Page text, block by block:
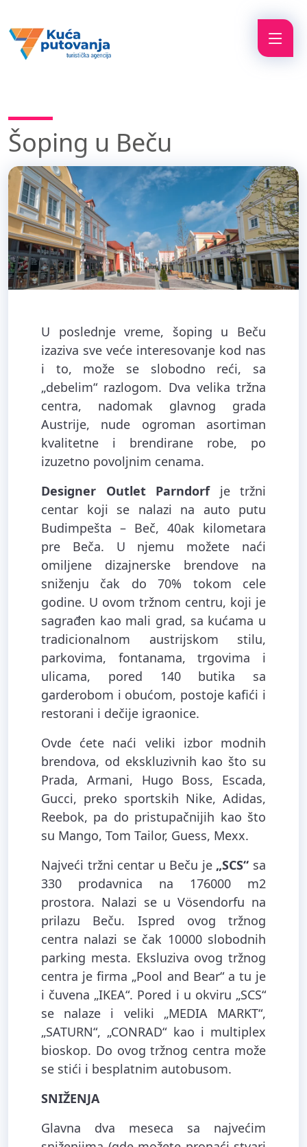
Šoping u Beču
U poslednje vreme, šoping u Beču
izaziva sve veće interesovanje kod nas
i to, može se slobodno reći, sa
„debelim“ razlogom. Dva velika tržna
centra, nadomak glavnog grada
Austrije, nude ogroman asortiman
kvalitetne i brendirane robe, po
izuzetno povoljnim cenama.
Designer Outlet Parndorfje tržni
centar koji se nalazi na auto putu
Budimpešta – Beč, 40ak kilometara
pre Beča. U njemu možete naći
omiljene dizajnerske brendove na
sniženju čak do 70% tokom cele
godine. U ovom tržnom centru, koji je
sagrađen kao mali grad, sa kućama u
tradicionalnom austrijskom stilu,
parkovima, fontanama, trgovima i
ulicama, pored 140 butika sa
garderobom i obućom, postoje kafići i
restorani i dečije igraonice.
Ovde ćete naći veliki izbor modnih
brendova, od ekskluzivnih kao što su
Prada, Armani, Hugo Boss, Escada,
Gucci, preko sportskih Nike, Adidas,
Reebok, pa do pristupačnijih kao što
su Mango, Tom Tailor, Guess, Mexx.
Najveći tržni centar u Beču je„SCS“ sa
330 prodavnica na 176000 m2
prostora. Nalazi se u Vösendorfu na
prilazu Beču. Ispred ovog tržnog
centra nalazi se čak 10000 slobodnih
parking mesta. Eksluziva ovog tržnog
centra je firma „Pool and Bear“ a tu je
i čuvena „IKEA“. Pored i u okviru „SCS“
se nalaze i veliki „MEDIA MARKT“,
„SATURN“, „CONRAD“ kao i multiplex
bioskop. Do ovog tržnog centra može
se stići i besplatnim autobusom.
SNIŽENJA
Glavna dva meseca sa najvećim